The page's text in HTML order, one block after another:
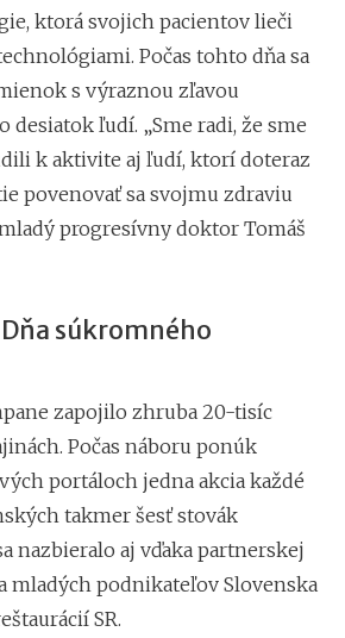
ktorá svojich pacientov lieči
Počas tohto dňa sa
s výraznou zľavou
ľudí. „Sme radi, že sme
k aktivite aj ľudí, ktorí doteraz
povenovať sa svojmu zdraviu
progresívny doktor Tomáš
súkromného
zapojilo zhruba 20-tisíc
Počas náboru ponúk
portáloch jedna akcia každé
takmer šesť stovák
nazbieralo aj vďaka partnerskej
mladých podnikateľov Slovenska
SR.